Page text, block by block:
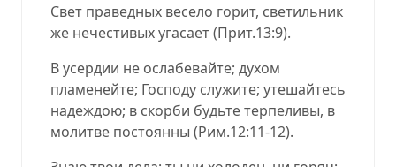
Свет праведных весело горит, светильник
же нечестивых угасает(Прит.13:9).
В усердии не ослабевайте; духом
пламенейте; Господу служите; утешайтесь
надеждою; в скорби будьте терпеливы, в
молитве постоянны (Рим.12:11-12).